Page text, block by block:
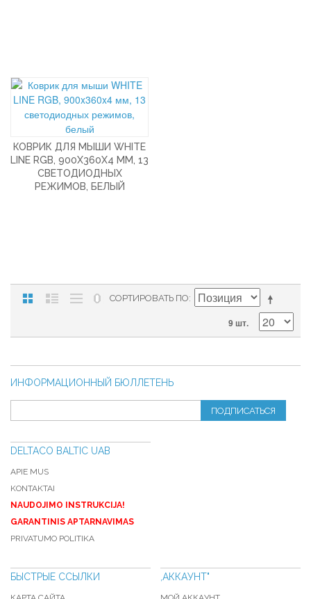
КОВРИК ДЛЯ МЫШИ WHITE
LINE RGB, 900X360X4 ММ, 13
СВЕТОДИОДНЫХ
РЕЖИМОВ, БЕЛЫЙ
СОРТИРОВАТЬ ПО
9 шт.
ИНФОРМАЦИОННЫЙ БЮЛЛЕТЕНЬ
ПОДПИСАТЬСЯ
DELTACO BALTIC UAB
APIE MUS
KONTAKTAI
NAUDOJIMO INSTRUKCIJA!
GARANTINIS APTARNAVIMAS
PRIVATUMO POLITIKA
БЫСТРЫЕ ССЫЛКИ ,АККАУНТ"